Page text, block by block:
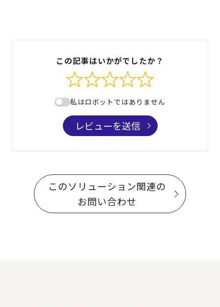
この記事はいかがでしたか？
私はロボットではありません
レビューを送信
このソリューション関連の
お問い合わせ